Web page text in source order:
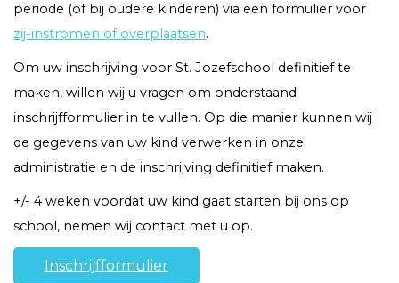
periode (of bij oudere kinderen) via een formulier voor
zij-instromen of overplaatsen.
Om uw inschrijving voor St. Jozefschool definitief te
maken, willen wij u vragen om onderstaand
inschrijfformulier in te vullen. Op die manier kunnen wij
de gegevens van uw kind verwerken in onze
administratie en de inschrijving definitief maken.
+/- 4 weken voordat uw kind gaat starten bij ons op
school, nemen wij contact met u op.
Inschrijfformulier